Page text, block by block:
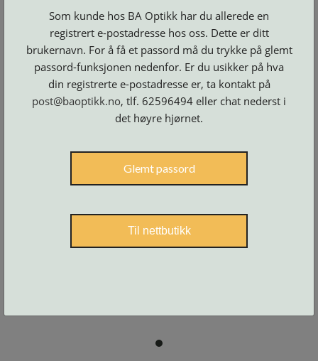
LOGG INN
Brillerens
Brillesnorer
on
og
Suncover
Etuier
Innfatninger
Lesebriller
Luper
ogMaskiner
Microkluter
og
Skruer
Solbriller
Verktøy
og
tilbehør
item
Som kunde hos BA Optikk har du allerede en
registrert e-postadresse hos oss. Dette er ditt
brukernavn. For å få et passord må du trykke på glemt
passord-funksjonen nedenfor. Er du usikker på hva
din registrerte e-postadresse er, ta kontakt på
post@baoptikk.no, tlf. 62596494 eller chat nederst i
det høyre hjørnet.
Glemt passord
Til nettbutikk